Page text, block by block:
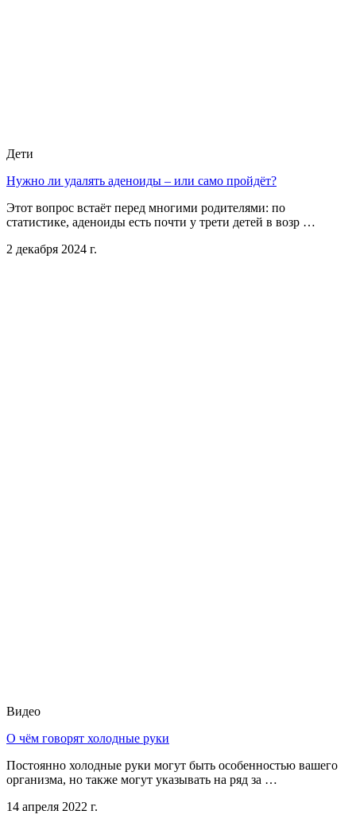
Дети
Нужно ли удалять аденоиды – или само пройдёт?
Этот вопрос встаёт перед многими родителями: по
статистике, аденоиды есть почти у трети детей в возр …
2 декабря 2024 г.
Видео
О чём говорят холодные руки
Постоянно холодные руки могут быть особенностью вашего
организма, но также могут указывать на ряд за …
14 апреля 2022 г.